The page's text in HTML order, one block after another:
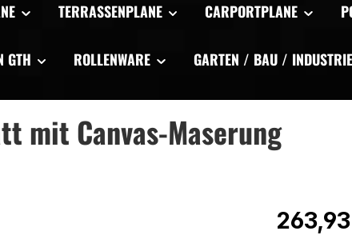
TERRASSENPLANE CARPORTPLANE
GTH ROLLENWARE GARTEN / BAU / INDUSTRIE
mit Canvas-Maserung
Regulärer